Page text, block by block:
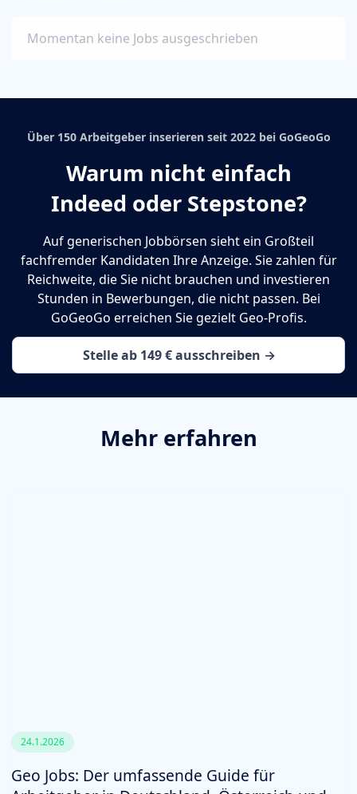
Momentan keine Jobs ausgeschrieben
Über 150 Arbeitgeber inserieren seit 2022 bei GoGeoGo
Warum nicht einfach
Indeed oder Stepstone?
Auf generischen Jobbörsen sieht ein Großteil
fachfremder Kandidaten Ihre Anzeige. Sie zahlen für
Reichweite, die Sie nicht brauchen und investieren
Stunden in Bewerbungen, die nicht passen. Bei
GoGeoGo erreichen Sie gezielt Geo-Profis.
Stelle ab 149 € ausschreiben →
Mehr erfahren
24.1.2026
Geo Jobs: Der umfassende Guide für